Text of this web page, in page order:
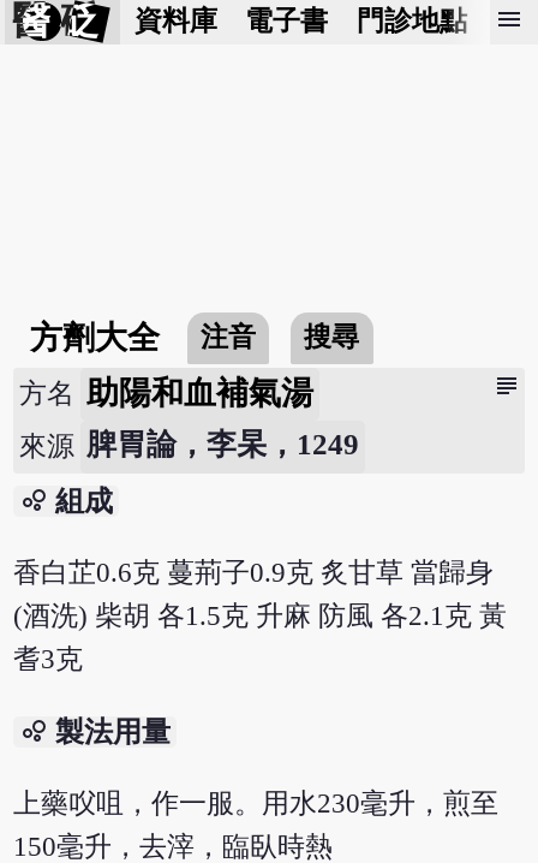
醫 砭 資料庫 電子書 門診地點 預
menu
方劑大全 注音 搜尋
subject
方名 助陽和血補氣湯
來源 脾胃論，李杲，1249
bubble_chart 組成
香白芷0.6克 蔓荊子0.9克 炙甘草 當歸身
(酒洗) 柴胡 各1.5克 升麻 防風 各2.1克 黃
耆3克
bubble_chart 製法用量
上藥㕮咀，作一服。用水230毫升，煎至
150毫升，去滓，臨臥時熱